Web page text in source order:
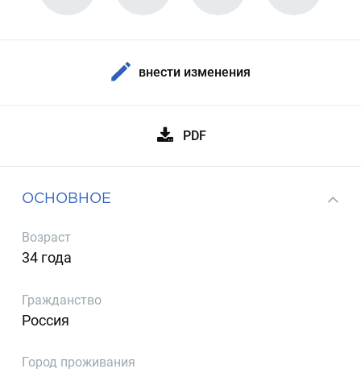
внести изменения
PDF
ОСНОВНОЕ
Возраст
34 года
Гражданство
Россия
Город проживания